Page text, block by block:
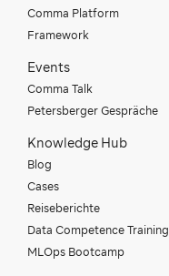
Comma Platform
Framework
Events
Comma Talk
Petersberger Gespräche
Knowledge Hub
Blog
Cases
Reiseberichte
Data Competence Training
MLOps Bootcamp